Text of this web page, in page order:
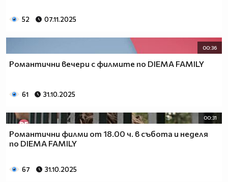
52 07.11.2025
00:36
Романтични вечери с филмите по DIEMA FAMILY
61 31.10.2025
00:31
Романтични филми от 18.00 ч. в събота и неделя
по DIEMA FAMILY
67 31.10.2025